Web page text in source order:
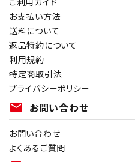
お支払い方法
送料について
返品特約について
利用規約
特定商取引法
プライバシーポリシー
mail お問い合わせ
お問い合わせ
よくあるご質問